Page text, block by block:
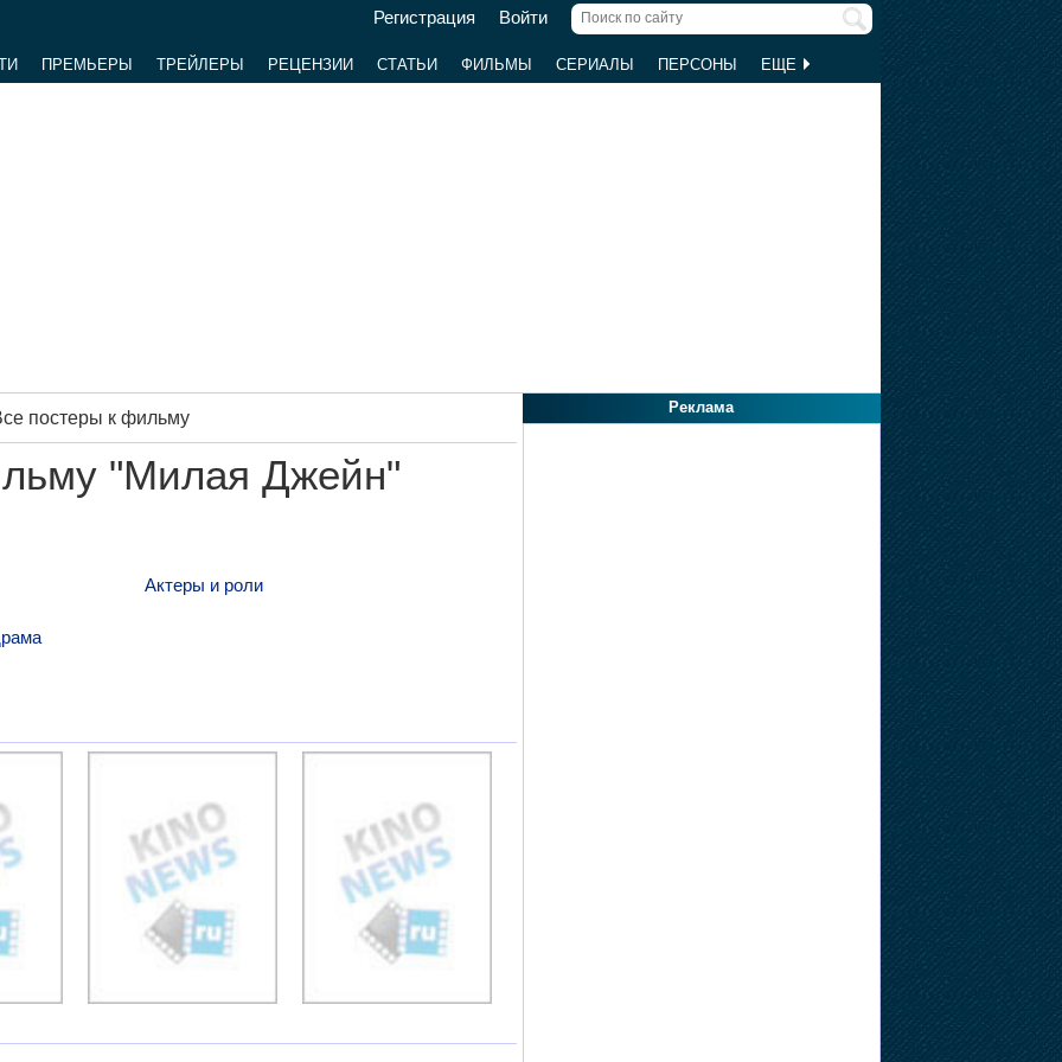
Регистрация Войти
ПРЕМЬЕРЫ ТРЕЙЛЕРЫ РЕЦЕНЗИИ СТАТЬИ ФИЛЬМЫ СЕРИАЛЫ ПЕРСОНЫ ЕЩЕ
постеры к фильму
"Милая Джейн"
Актеры и роли
Реклама